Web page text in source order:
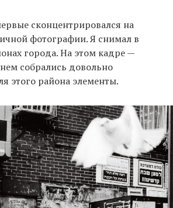
сконцентрировался на
фотографии. Я снимал в
города. На этом кадре —
собрались довольно
этого района элементы.